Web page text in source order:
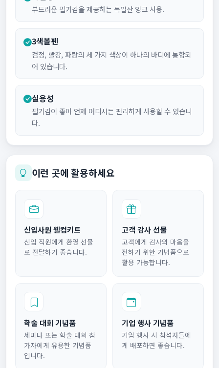
부드러운 필기감을 제공하는 독일산 잉크 사용.
3색볼펜
검정, 빨강, 파랑의 세 가지 색상이 하나의 바디에 통합되
어 있습니다.
실용성
필기감이 좋아 언제 어디서든 편리하게 사용할 수 있습니
다.
이런 곳에 활용하세요
신입사원 웰컴키트
신입 직원에게 환영 선물
로 전달하기 좋습니다.
고객 감사 선물
고객에게 감사의 마음을
전하기 위한 기념품으로
활용 가능합니다.
학술 대회 기념품
세미나 또는 학술 대회 참
가자에게 유용한 기념품
입니다.
기업 행사 기념품
기업 행사 시 참석자들에
게 배포하면 좋습니다.